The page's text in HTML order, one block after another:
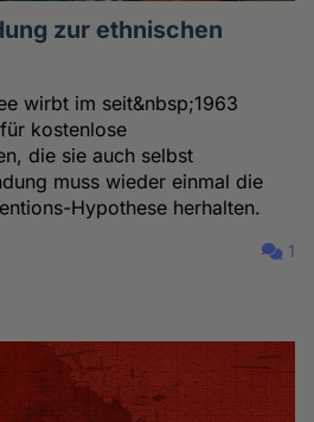
zur ethnischen
wirbt im seit&nbsp;1963
kostenlose
die sie auch selbst
muss wieder einmal die
Hypothese herhalten.
1